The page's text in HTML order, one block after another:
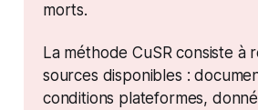
morts.
La méthode CuSR consiste à
sources disponibles :
conditions plateformes,